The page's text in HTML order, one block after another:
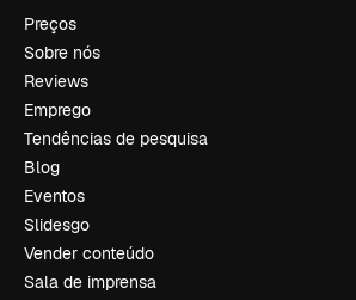
Preços
Sobre nós
Reviews
Emprego
Tendências de pesquisa
Blog
Eventos
Slidesgo
Vender conteúdo
Sala de imprensa